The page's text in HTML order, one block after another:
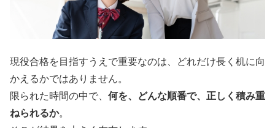
現役合格を目指すうえで重要なのは、どれだけ長く机に向
かえるかではありません。
限られた時間の中で、 何を、どんな順番で、正しく積み重
ねられるか。